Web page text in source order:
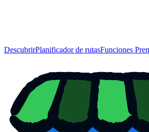
DescubrirPlanificador de rutasFunciones